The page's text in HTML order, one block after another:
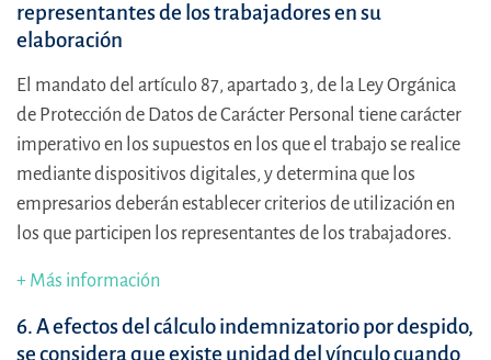
representantes de los trabajadores en su
elaboración
El mandato del artículo 87, apartado 3, de la Ley Orgánica
de Protección de Datos de Carácter Personal tiene carácter
imperativo en los supuestos en los que el trabajo se realice
mediante dispositivos digitales, y determina que los
empresarios deberán establecer criterios de utilización en
los que participen los representantes de los trabajadores.
+ Más información
6. A efectos del cálculo indemnizatorio por despido,
se considera que existe unidad del vínculo cuando